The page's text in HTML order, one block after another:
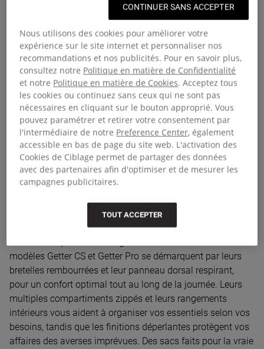
Des sacs outdoor conçus pour bouger
Que vous quittiez la ville, deviez vous frayer un chemin sur
le quai de la gare ou passiez la journée en vadrouille, notre
collection de sacs outdoor est pensée pour suivre votre
rythme. Ces sacs ne se contentent pas de transporter vos
affaires, ils vous accompagnent dans toutes vos aventures,
grâce à des matériaux résistants, des compartiments
astucieux et des détails ergonomiques conçus pour la
mobilité. Utilisez-les pour vos trajets quotidiens, pour
affronter les météos capricieuses ou pour partir en
randonnée : vous pourrez compter sur eux.
Des sacs à dos outdoor bien pensés
Chaque sac de cette gamme est conçu avec un objectif
clair : vous offrir une véritable liberté de mouvement, sans
modèles Getter CS et Getter Pro se démarquent par leurs
bretelles rembourrées et leur panneau dorsal respirant,
pour un confort optimal tout au long de la journée. Leurs
multiples compartiments zippés et leurs rangements
intérieurs vous aident à organiser vos essentiels selon vos
besoins, tandis que les finitions déperlantes protègent vos
affaires des averses imprévues. Des sacs faits pour la vraie
Nous utilisons des cookies pour améliorer votre
expérience sur le site internet et personnaliser nos
recommandations et nos publicités. Pour en savoir plus,
consultez notre Politique en matière de Confidentialité
et notre Politique en matière de Cookies. Acceptez tous
les cookies ou continuez sans ceux qui ne sont pas
nécessaires en cliquant sur le bouton approprié. Vous
pouvez paramétrer et retirer votre consentement par
l'intermédiaire de notre Preference Center, également
accessible en bas de page du site web. L'activation des
Cookies de Ciblage permet de partager des données
avec des partenaires afin d'optimiser et de mesurer les
campagnes publicitaires.
TOUT ACCEPTER
CONTINUER SANS ACCEPTER